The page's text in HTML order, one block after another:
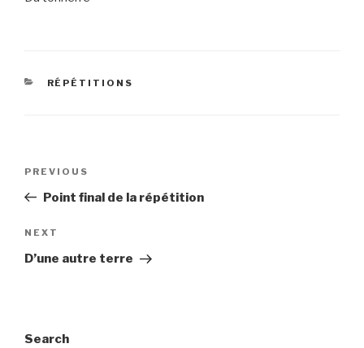
CATEGORIES
RÉPÉTITIONS
Previous
Post
PREVIOUS
Point final de la répétition
Next
Post
NEXT
D’une autre terre
Search